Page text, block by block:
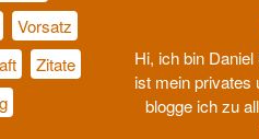
Vorsatz
Zitate
Hi, ich bin
ist mein privates
blogge ich zu